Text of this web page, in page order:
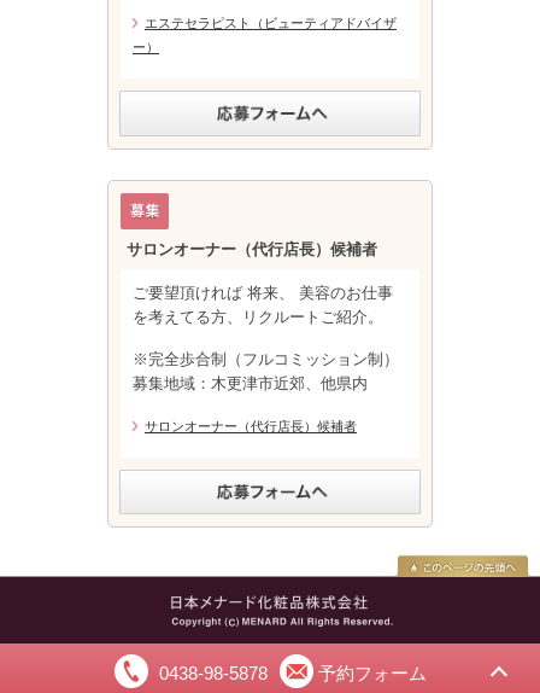
0438-98-5878 予約フォーム
エステセラピスト（ビューティアドバイザ
ー）
サロンオーナー（代行店長）候補者
ご要望頂ければ 将来、 美容のお仕事
を考えてる方、リクルートご紹介。
※完全歩合制（フルコミッション制）
募集地域：木更津市近郊、他県内
サロンオーナー（代行店長）候補者